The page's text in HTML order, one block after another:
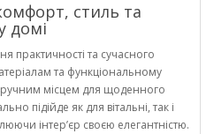
стиль та
домі
практичності та сучасного
та функціональному
місцем для щоденного
підійде як для вітальні, так і
інтер’єр своєю елегантністю.